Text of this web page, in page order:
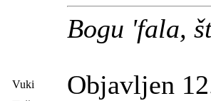
Bogu 'fala,
Vuki Objavljen